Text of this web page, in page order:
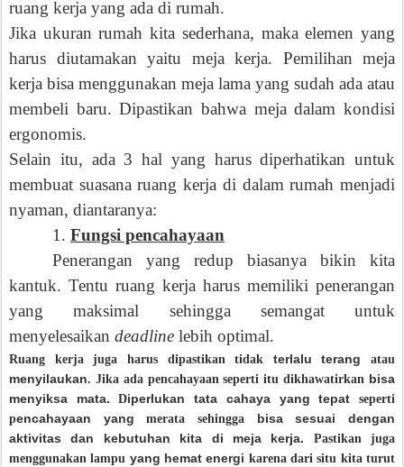
ruang kerja yang ada di rumah.
Jika ukuran rumah kita sederhana, maka elemen yang
harus diutamakan yaitu meja kerja. Pemilihan meja
kerja bisa menggunakan meja lama yang sudah ada atau
membeli baru.Dipastikan bahwa meja dalam kondisi
ergonomis.
Selain itu, ada 3 hal yang harus diperhatikan untuk
membuat suasana ruang kerja di dalam rumah menjadi
nyaman, diantaranya:
1. Fungsi pencahayaan
Penerangan yang redup biasanya bikin kita
kantuk. Tentu ruang kerja harus memiliki penerangan
yang maksimal sehingga semangat untuk
menyelesaikan deadline lebih optimal.
Ruang kerja juga harus dipastikan tidak terlalu terang atau
menyilaukan. Jika ada pencahayaan seperti itu dikhawatirkan bisa
menyiksa mata.Diperlukan tata cahaya yang tepatseperti
pencahayaan yangmerata sehingga bisa sesuai dengan
aktivitas dan kebutuhan kita di meja kerja.
Pastikan juga
menggunakan lampu yang hemat energi karena dari situ kita turut